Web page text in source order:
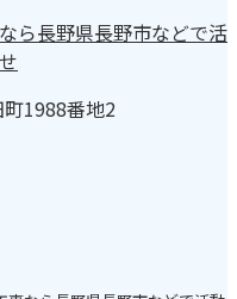
1988番地2